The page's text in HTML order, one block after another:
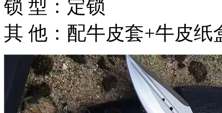
锁 型：定锁
其 他：配牛皮套+牛皮纸